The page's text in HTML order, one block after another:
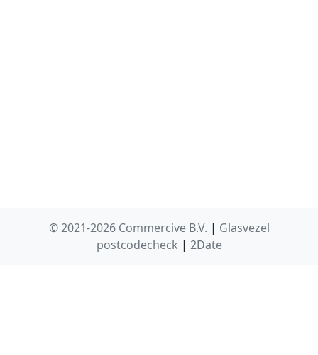
© 2021-2026 Commercive B.V. | Glasvezel
postcodecheck | 2Date